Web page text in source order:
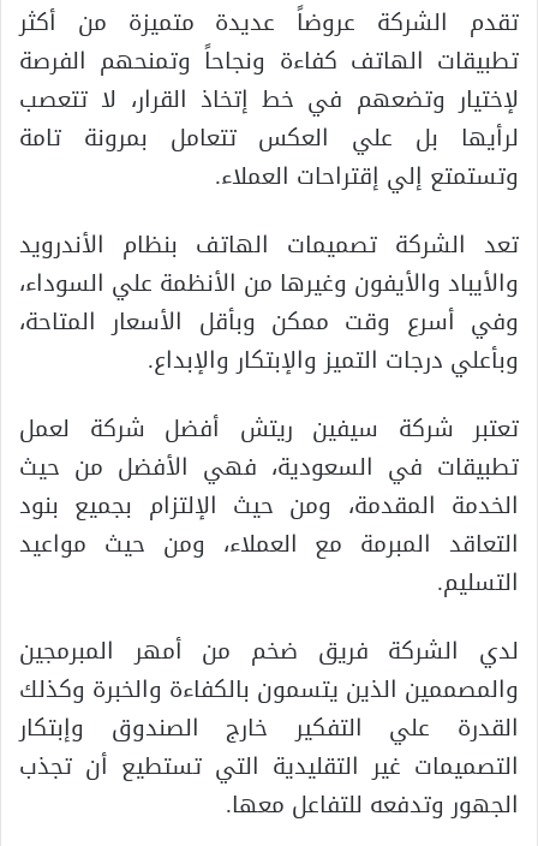
تقدم الشركة عروضاً عديدة متميزة من أكثر
تطبيقات الهاتف كفاءة ونجاحاً وتمنحهم الفرصة
لإختيار وتضعهم في خط إتخاذ القرار، لا تتعصب
لرأيها بل علي العكس تتعامل بمرونة تامة
وتستمتع إلي إقتراحات العملاء.
تعد الشركة تصميمات الهاتف بنظام الأندرويد
والأيباد والأيفون وغيرها من الأنظمة علي السوداء،
وفي أسرع وقت ممكن وبأقل الأسعار المتاحة،
وبأعلي درجات التميز والإبتكار والإبداع.
تعتبر شركة سيفين ريتش أفضل شركة لعمل
تطبيقات في السعودية، فهي الأفضل من حيث
الخدمة المقدمة، ومن حيث الإلتزام بجميع بنود
التعاقد المبرمة مع العملاء، ومن حيث مواعيد
التسليم.
لدي الشركة فريق ضخم من أمهر المبرمجين
والمصممين الذين يتسمون بالكفاءة والخبرة وكذلك
القدرة علي التفكير خارج الصندوق وإبتكار
التصميمات غير التقليدية التي تستطيع أن تجذب
الجهور وتدفعه للتفاعل معها.